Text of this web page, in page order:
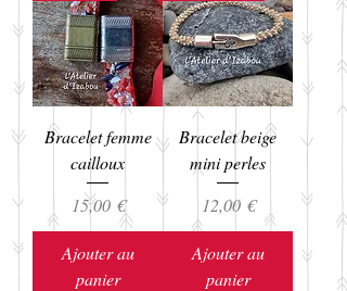
Bracelet femme
cailloux
Prix
15,00 €
Ajouter au
panier
Bracelet beige
mini perles
Prix
12,00 €
Ajouter au
panier